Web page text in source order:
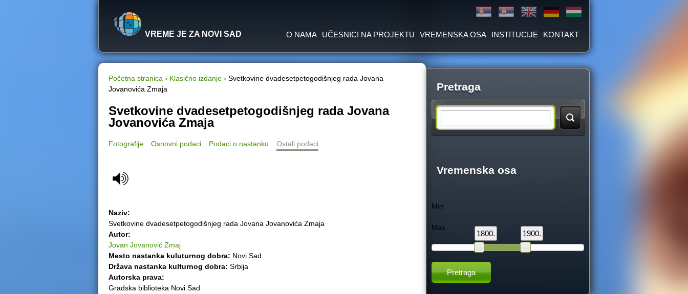
VREME JE ZA NOVI SAD O NAMA UČESNICI NA PROJEKTU VREMENSKA OSA INSTITUCIJE KONTAKT
Y
o
h
e
r
e
Početna stranica › Klasično izdanje › Svetkovine dvadesetpetogodišnjeg rada Jovana
Jovanovića Zmaja
Svetkovine dvadesetpetogodišnjeg rada Jovana
Jovanovića Zmaja
Fotografije Osnovni podaci Podaci o nastanku Ostali podaci
Naziv:
Svetkovine dvadesetpetogodišnjeg rada Jovana Jovanovića Zmaja
Autor:
Jovan Jovanović Zmaj
Mesto nastanka kuluturnog dobra: Novi Sad
Država nastanka kulturnog dobra: Srbija
Autorska prava:
Gradska biblioteka Novi Sad
Pretraga
a
h
Vremenska osa
Min
Max
1800. 1900.